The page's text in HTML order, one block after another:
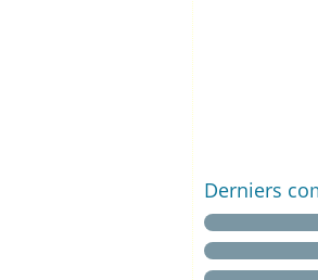
Derniers